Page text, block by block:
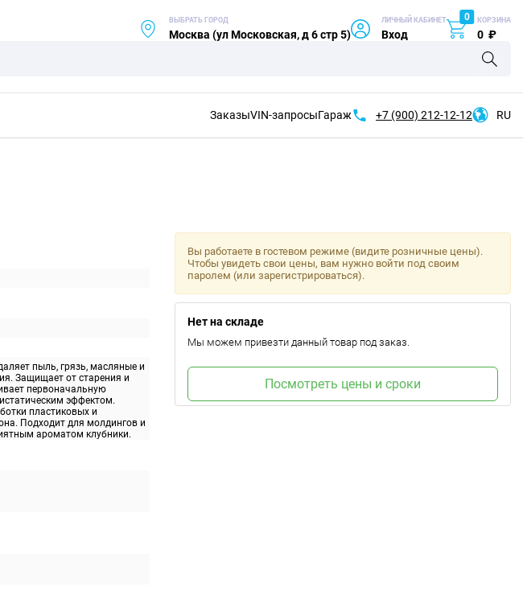
ВЫБРАТЬ ГОРОД
Москва (ул Московская, д 6 стр 5)
ЛИЧНЫЙ КАБИНЕТ
Вход
0 КОРЗИНА
0 ₽
ЗаказыVIN-запросыГараж +7 (900) 212-12-12 RU
пыль, грязь, масляные и
Защищает от старения и
первоначальную
эффектом.
пластиковых и
Подходит для молдингов и
ароматом клубники.
Вы работаете в гостевом режиме (видите розничные цены).
Чтобы увидеть свои цены, вам нужно войти под своим
паролем (или зарегистрироваться).
Нет на складе
Мы можем привезти данный товар под заказ.
Посмотреть цены и сроки